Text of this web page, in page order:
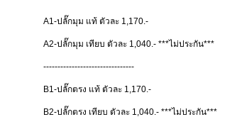
A1-ปลั๊กมุม แท้ ตัวละ 1,170.-
A2-ปลั๊กมุม เทียบ ตัวละ 1,040.- ***ไม่ประกัน***
--------------------------------
B1-ปลั๊กตรง แท้ ตัวละ 1,170.-
B2-ปลั๊กตรง เทียบ ตัวละ 1,040.- ***ไม่ประกัน***